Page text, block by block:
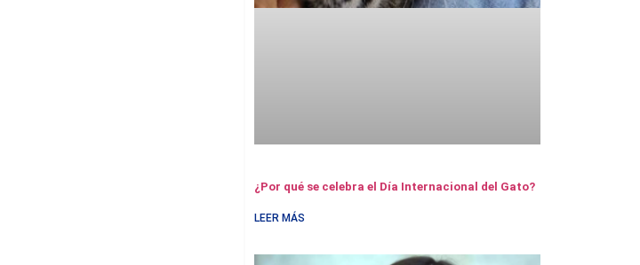
¿Por qué se celebra el Día Internacional del Gato?
LEER MÁS